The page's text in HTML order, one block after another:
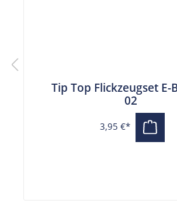
Tip Top Flickzeugset E-
02
3,95 €*